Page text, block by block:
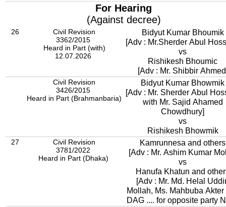
For Hearing
(Against decree)
26
Civil Revision
3362/2015
Heard in Part (with)
12.07.2026
Bidyut Kumar Bhoumik
[Adv : Mr.Sherder Abul
vs
Rishikesh Bhoumic
[Adv : Mr. Shibbir
Civil Revision
3426/2015
Heard in Part (Brahmanbaria)
Bidyut Kumar Bhowmik
[Adv : Mr. Sherder Abul
with Mr. Sajid Ahamed
Chowdhury]
vs
Rishikesh Bhowmik
27
Civil Revision
3781/2022
Heard in Part (Dhaka)
Kamrunnesa and others
[Adv : Mr. Ashim Kumar
vs
Hanufa Khatun and
[Adv : Mr. Md. Helal
Mollah, Ms. Mahbuba Akter
DAG .... for opposite party